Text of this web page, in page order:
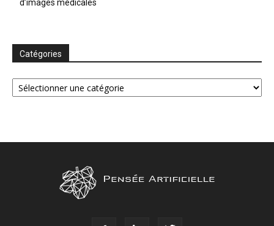
d’images médicales
Catégories
Catégories